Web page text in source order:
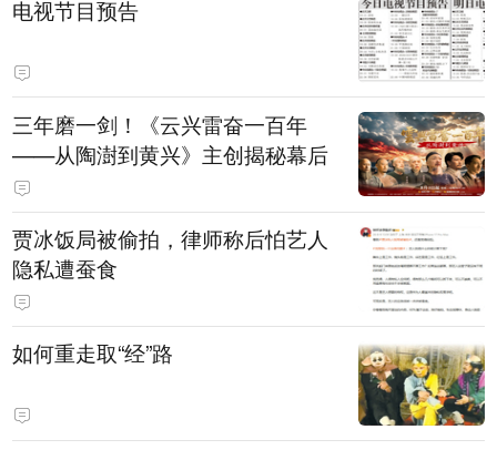
电视节目预告
三年磨一剑！《云兴雷奋一百年
——从陶澍到黄兴》主创揭秘幕后
贾冰饭局被偷拍，律师称后怕艺人
隐私遭蚕食
如何重走取“经”路